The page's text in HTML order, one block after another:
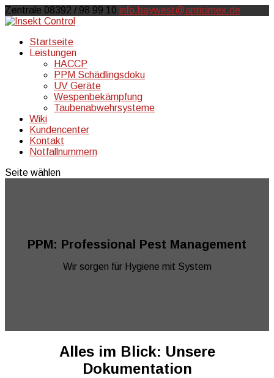
Zentrale 08392 / 98 99 10 info.baywest@anticimex.de
Startseite
Leistungen
HACCP
PPM Schädlingsdoku
UV Geräte
Wespenbekämpfung
Taubenabwehrsysteme
Wiki
Kundencenter
Kontakt
Notfallnummern
Seite wählen
PPM: Professional Pest Management
Wir sorgen für Hygiene mit System
Alles im Blick: Unsere
Dokumentation